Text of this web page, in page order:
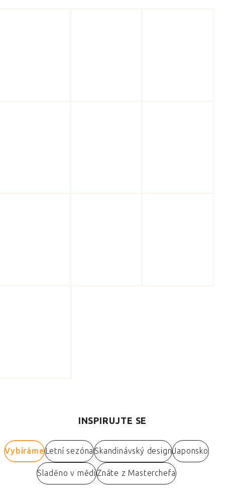
INSPIRUJTE SE
VybírámeLetní sezónaSkandinávský designJaponsko
Sladěno v mědiZnáte z Masterchefa